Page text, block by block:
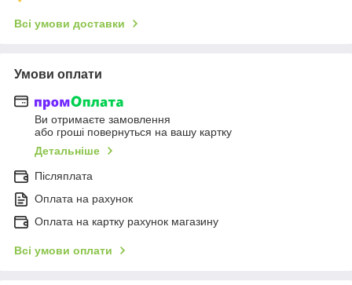
Всі умови доставки
Умови оплати
Ви отримаєте замовлення
або гроші повернуться на вашу картку
Детальніше
Післяплата
Оплата на рахунок
Оплата на картку рахунок магазину
Всі умови оплати